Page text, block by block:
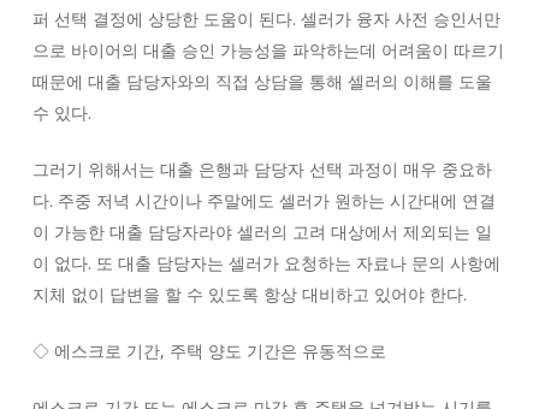
퍼 선택 결정에 상당한 도움이 된다. 셀러가 융자 사전 승인서만
으로 바이어의 대출 승인 가능성을 파악하는데 어려움이 따르기
때문에 대출 담당자와의 직접 상담을 통해 셀러의 이해를 도울
수 있다.
그러기 위해서는 대출 은행과 담당자 선택 과정이 매우 중요하
다. 주중 저녁 시간이나 주말에도 셀러가 원하는 시간대에 연결
이 가능한 대출 담당자라야 셀러의 고려 대상에서 제외되는 일
이 없다. 또 대출 담당자는 셀러가 요청하는 자료나 문의 사항에
지체 없이 답변을 할 수 있도록 항상 대비하고 있어야 한다.
◇ 에스크로 기간, 주택 양도 기간은 유동적으로